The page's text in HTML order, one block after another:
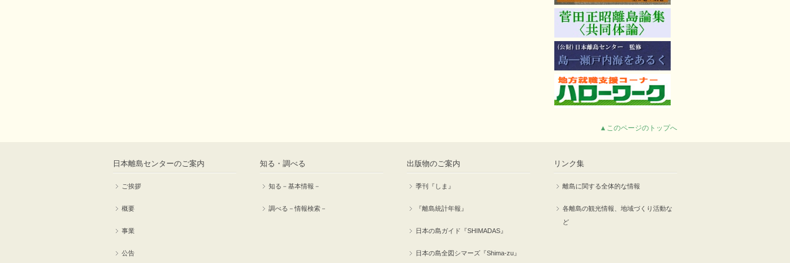
▲このページのトップへ
日本離島センターのご案内
ご挨拶
概要
事業
公告
知る・調べる
知る－基本情報－
調べる－情報検索－
出版物のご案内
季刊『しま』
『離島統計年報』
日本の島ガイド『SHIMADAS』
日本の島全図シマーズ『Shima-zu』
リンク集
離島に関する全体的な情報
各離島の観光情報、地域づくり活動な
ど